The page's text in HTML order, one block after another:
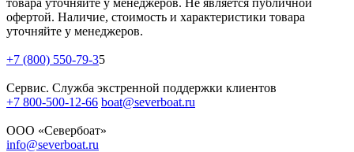
офертой. Наличие, стоимость и характеристики товара
уточняйте у менеджеров.
+7 (800) 550-79-35
Сервис. Служба экстренной поддержки клиентов
+7 800-500-12-66 boat@severboat.ru
ООО «Севербоат»
info@severboat.ru